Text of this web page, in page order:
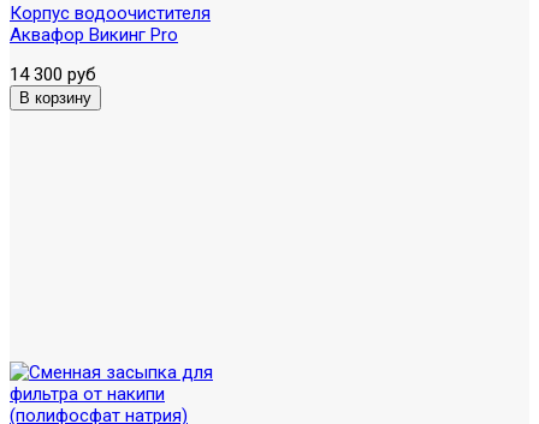
Корпус водоочистителя
Аквафор Викинг Pro
14 300 руб